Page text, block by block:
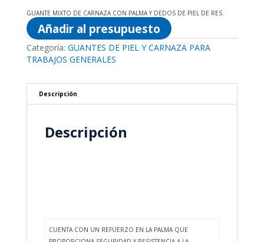
GUANTE MIXTO DE CARNAZA CON PALMA Y DEDOS DE PIEL DE RES.
Añadir al presupuesto
Categoría: GUANTES DE PIEL Y CARNAZA PARA
TRABAJOS GENERALES
Descripción
Descripción
CUENTA CON UN REFUERZO EN LA PALMA QUE